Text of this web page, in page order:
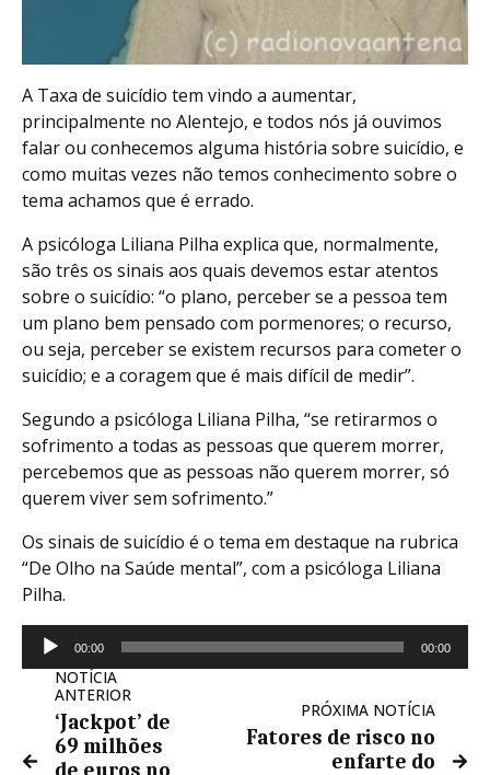
A Taxa de suicídio tem vindo a aumentar,
principalmente no Alentejo, e todos nós já ouvimos
falar ou conhecemos alguma história sobre suicídio, e
como muitas vezes não temos conhecimento sobre o
tema achamos que é errado.
A psicóloga Liliana Pilha explica que, normalmente,
são três os sinais aos quais devemos estar atentos
sobre o suicídio: “o plano, perceber se a pessoa tem
um plano bem pensado com pormenores; o recurso,
ou seja, perceber se existem recursos para cometer o
suicídio; e a coragem que é mais difícil de medir”.
Segundo a psicóloga Liliana Pilha, “se retirarmos o
sofrimento a todas as pessoas que querem morrer,
percebemos que as pessoas não querem morrer, só
querem viver sem sofrimento.”
Os sinais de suicídio é o tema em destaque na rubrica
“De Olho na Saúde mental”, com a psicóloga Liliana
Pilha.
Reprodutor
de
áudio
00:00 00:00
NOTÍCIA
ANTERIOR
‘Jackpot’ de
69 milhões
PRÓXIMA NOTÍCIA
Fatores de risco no
enfarte do